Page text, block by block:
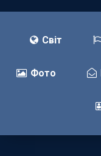
Світ
Фото